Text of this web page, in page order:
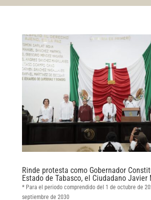
Rinde protesta como Gobernador
Estado de Tabasco, el Ciudadano Javier
* Para el periodo comprendido del 1 de octubre de
septiembre de 2030